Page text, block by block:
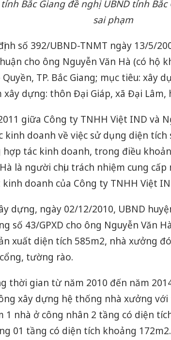
Bắc Giang đề nghị UBND tỉnh
sai phạm
số 392/UBND-TNMT ngày 13/5/
cho ông Nguyễn Văn Hà (có hộ
TP. Bắc Giang; mục tiêu: xây
xây dựng: thôn Đại Giáp, xã Đại Lâm,
giữa Công ty TNHH Việt IND và
kinh doanh về việc sử dụng diện
hợp tác kinh doanh, trong điều
là người chịu trách nhiệm cung
kinh doanh của Công ty TNHH Việt
dựng, ngày 02/12/2010, UBND
số 43/GPXD cho ông Nguyễn Văn
xuất diện tích 585m2, nhà xưởng
tường rào.
thời gian từ năm 2010 đến năm
xây dựng hệ thống nhà xưởng
1 nhà ở công nhân 2 tầng có diện
01 tầng có diện tích khoảng